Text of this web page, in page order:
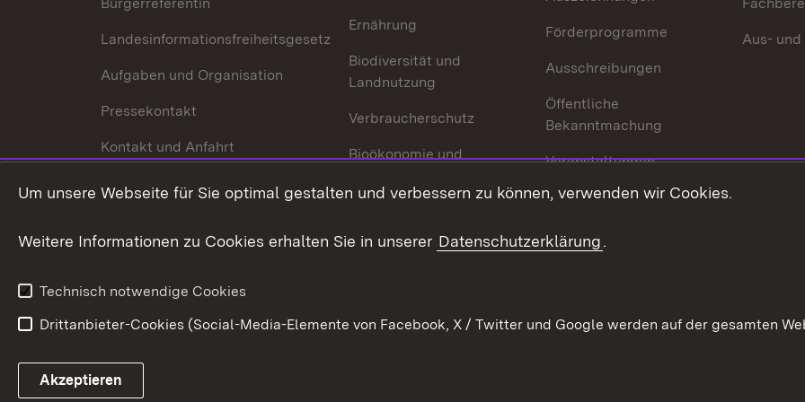
Landesinformationsfreiheitsgesetz
Aufgaben und Organisation
Pressekontakt
Kontakt und Anfahrt
Ernährung
Biodiversität und
Landnutzung
Verbraucherschutz
Bioökonomie und
Förderprogramme
Ausschreibungen
Öffentliche
Bekanntmachung
Veranstaltungen
Mediathek
Publikationen
Aus-
Link zum Landesportal
Um unsere Webseite für Sie optimal gestalten und verbessern zu können, verwenden wir Cookies.
Weitere Informationen zu Cookies erhalten Sie in unserer Datenschutzerklärung.
Technisch notwendige Cookies
Drittanbieter-Cookies (Social-Media-Elemente von Facebook, X / Twitter und Google werden auf der gesamten
Akzeptieren